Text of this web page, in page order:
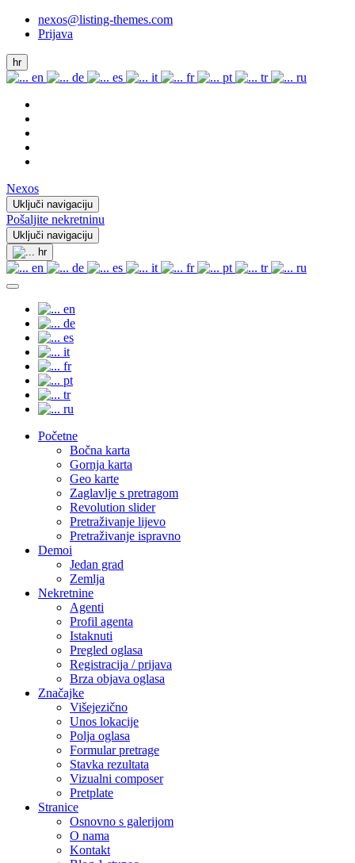
nexos@listing-themes.com
Prijava
hr
en de es it fr pt tr ru
Nexos
Uključi navigaciju
Pošaljite nekretninu
Uključi navigaciju
hr
en de es it fr pt tr ru
en
de
es
it
fr
pt
tr
ru
Početne
Bočna karta
Gornja karta
Geo karte
Zaglavlje s pretragom
Revolution slider
Pretraživanje lijevo
Pretraživanje ispravno
Demoi
Jedan grad
Zemlja
Nekretnine
Agenti
Profil agenta
Istaknuti
Pregled oglasa
Registracija / prijava
Brza objava oglasa
Značajke
Višejezično
Unos lokacije
Polja oglasa
Formular pretrage
Stavka rezultata
Vizualni composer
Pretplate
Stranice
Osnovno s galerijom
O nama
Kontakt